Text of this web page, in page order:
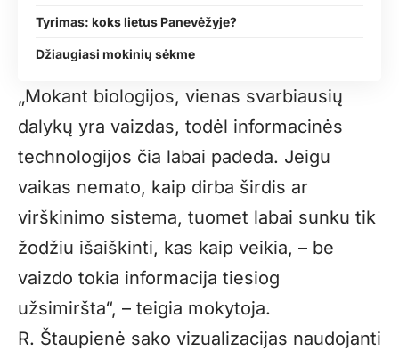
Tyrimas: koks lietus Panevėžyje?
Džiaugiasi mokinių sėkme
„Mokant biologijos, vienas svarbiausių
dalykų yra vaizdas, todėl informacinės
technologijos čia labai padeda. Jeigu
vaikas nemato, kaip dirba širdis ar
virškinimo sistema, tuomet labai sunku tik
žodžiu išaiškinti, kas kaip veikia, – be
vaizdo tokia informacija tiesiog
užsimiršta“, – teigia mokytoja.
R. Štaupienė sako vizualizacijas naudojanti